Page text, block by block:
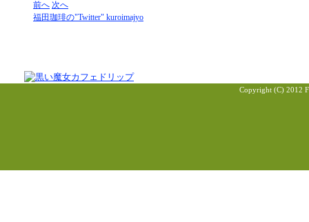
前へ 次へ
福田珈琲の"Twitter" kuroimajyo
Copyright (C) 2012